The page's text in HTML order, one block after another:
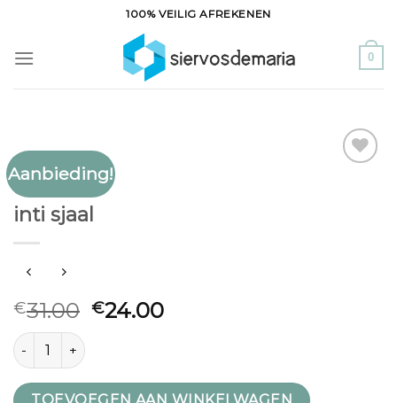
inhoud
100% VEILIG AFREKENEN
0
Aanbieding!
INTI SJAAL
inti sjaal
€31.00 €24.00
inti sjaal aantal
TOEVOEGEN AAN WINKELWAGEN